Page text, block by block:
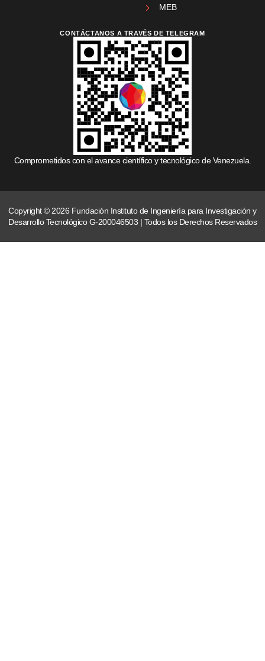
MEB
CONTÁCTANOS A TRAVÉS DE TELEGRAM
Comprometidos con el avance científico y tecnológico de Venezuela.
Copyright © 2026 Fundación Instituto de Ingeniería para Investigación y
Desarrollo Tecnológico G-200046503 | Todos los Derechos Reservados